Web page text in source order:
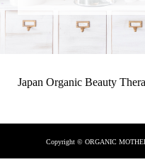
Japan Organic Beauty
Copyright ©ORGANIC